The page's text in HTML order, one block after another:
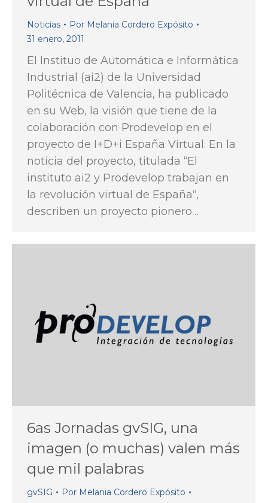
Noticias Por Melania Cordero Expósito
31 enero, 2011
El Instituo de Automática e Informática
Industrial (ai2) de la Universidad
Politécnica de Valencia, ha publicado
en su Web, la visión que tiene de la
colaboración con Prodevelop en el
proyecto de I+D+i España Virtual. En la
noticia del proyecto, titulada “El
instituto ai2 y Prodevelop trabajan en
la revolución virtual de España“,
describen un proyecto pionero…
6as Jornadas gvSIG, una
imagen (o muchas) valen más
que mil palabras
gvSIG Por Melania Cordero Expósito